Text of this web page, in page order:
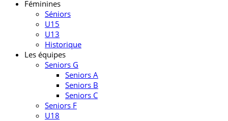
Féminines
Séniors
U15
U13
Historique
Les équipes
Seniors G
Seniors A
Seniors B
Seniors C
Seniors F
U18